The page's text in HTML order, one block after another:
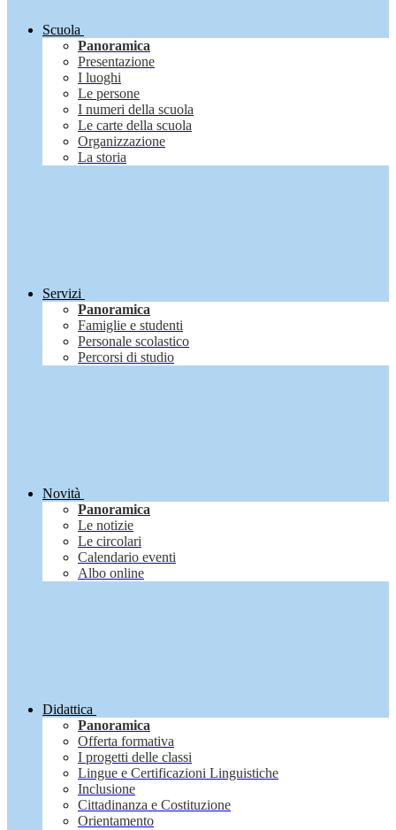
Scuola
Panoramica
Presentazione
I luoghi
Le persone
I numeri della scuola
Le carte della scuola
Organizzazione
La storia
Servizi
Panoramica
Famiglie e studenti
Personale scolastico
Percorsi di studio
Novità
Panoramica
Le notizie
Le circolari
Calendario eventi
Albo online
Didattica
Panoramica
Offerta formativa
I progetti delle classi
Lingue e Certificazioni Linguistiche
Inclusione
Cittadinanza e Costituzione
Orientamento